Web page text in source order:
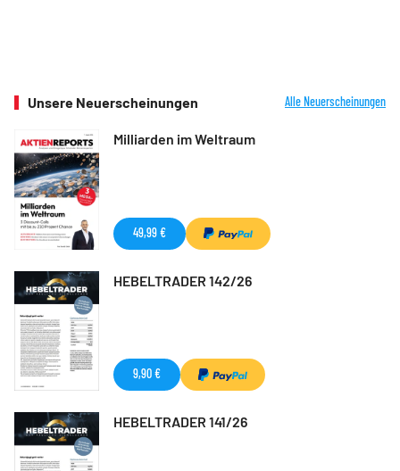
Unsere Neuerscheinungen Alle Neuerscheinungen
Milliarden im Weltraum
49,99 €
HEBELTRADER 142/26
9,90 €
HEBELTRADER 141/26